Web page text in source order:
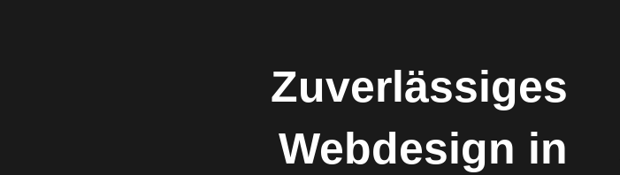
Zuverlässiges
Webdesign in